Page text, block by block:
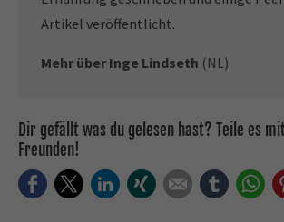
Artikel veröffentlicht.
Mehr über Inge Lindseth (NL)
Dir gefällt was du gelesen hast? Teile es
Freunden!
FacebookTwitterLinkedInXing E-mail tumblr